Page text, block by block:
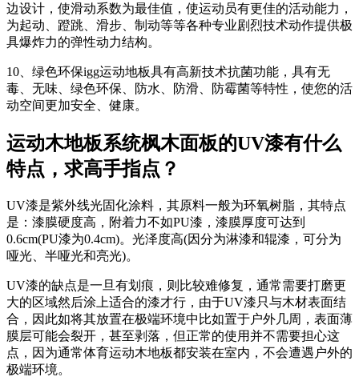
边设计，使滑动系数为最佳值，使运动员有更佳的活动能力，
为起动、蹬跳、滑步、制动等等各种专业剧烈技术动作提供极
具爆炸力的弹性动力结构。
10、绿色环保igg运动地板具有高新技术抗菌功能，具有无
毒、无味、绿色环保、防水、防滑、防霉菌等特性，使您的活
动空间更加安全、健康。
运动木地板系统枫木面板的UV漆有什么
特点，求高手指点？
UV漆是紫外线光固化涂料，其原料一般为环氧树脂，其特点
是：漆膜硬度高，附着力不如PU漆，漆膜厚度可达到
0.6cm(PU漆为0.4cm)。光泽度高(因分为淋漆和辊漆，可分为
哑光、半哑光和亮光)。
UV漆的缺点是一旦有划痕，则比较难修复，通常需要打磨更
大的区域然后涂上适合的漆才行，由于UV漆只与木材表面结
合，因此如将其放置在极端环境中比如置于户外几周，表面薄
膜层可能会裂开，甚至剥落，但正常的使用并不需要担心这
点，因为通常体育运动木地板都安装在室内，不会遭遇户外的
极端环境。